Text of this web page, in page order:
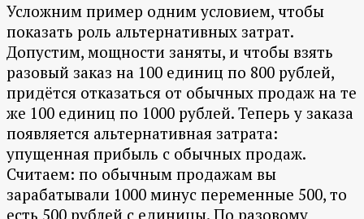
Усложним пример одним условием, чтобы
показать роль альтернативных затрат.
Допустим, мощности заняты, и чтобы взять
разовый заказ на 100 единиц по 800 рублей,
придётся отказаться от обычных продаж на те
же 100 единиц по 1000 рублей. Теперь у заказа
появляется альтернативная затрата:
упущенная прибыль с обычных продаж.
Считаем: по обычным продажам вы
зарабатывали 1000 минус переменные 500, то
есть 500 рублей с единицы. По разовому